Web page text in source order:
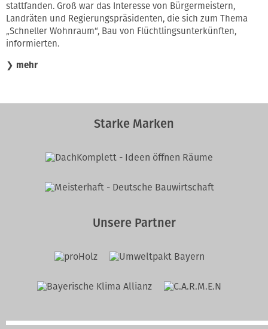
stattfanden. Groß war das Interesse von Bürgermeistern,
Landräten und Regierungspräsidenten, die sich zum Thema
„Schneller Wohnraum“, Bau von Flüchtlingsunterkünften,
informierten.
❯ mehr
Starke Marken
Unsere Partner